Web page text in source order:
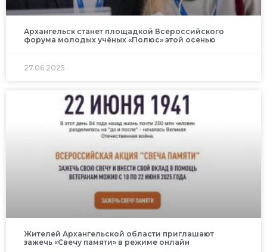
Архангельск станет площадкой Всероссийского
форума молодых учёных «Полюс» этой осенью
27.06.2025
Жителей Архангельской области приглашают
зажечь «Свечу памяти» в режиме онлайн